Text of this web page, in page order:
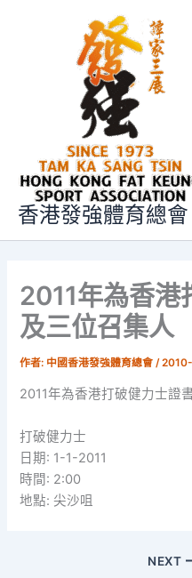
香港發強體育總會
2011年為香港
及三位召集人
作者: 中國香港發強體育總會/
2011年為香港打破健力士證
打破健力士
日期: 1-1-2011
時間: 2:00
地點: 尖沙咀
NEXT